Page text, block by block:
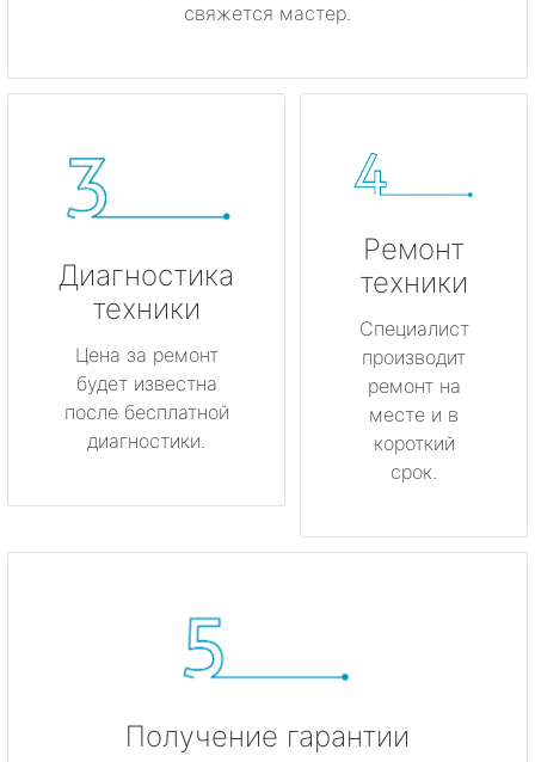
свяжется мастер.
Диагностика
техники
Цена за ремонт
будет известна
после бесплатной
диагностики.
Ремонт
техники
Специалист
производит
ремонт на
месте и в
короткий
срок.
Получение гарантии